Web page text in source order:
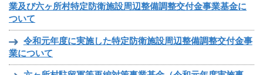
業及び六ヶ所村特定防衛施設周辺整備調整交付金事業基金に
ついて
令和元年度に実施した特定防衛施設周辺整備調整交付金事
業について